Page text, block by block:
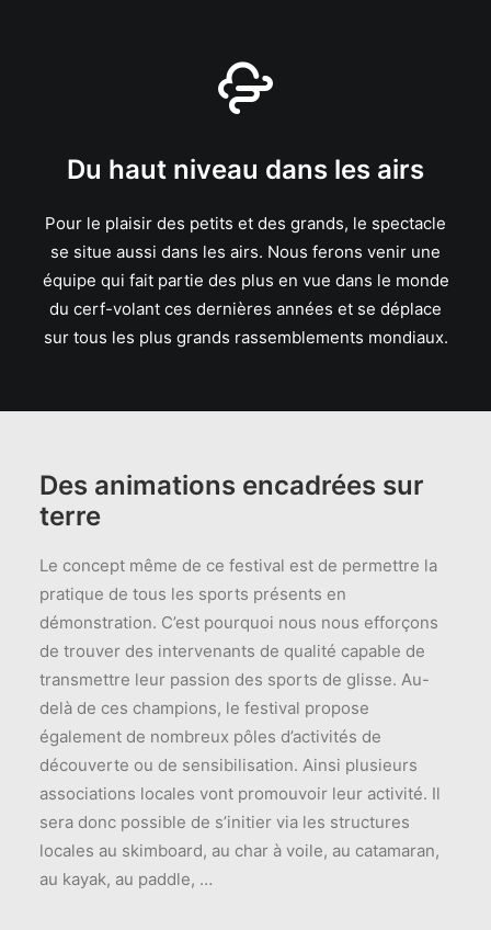
Du haut niveau dans les airs
Pour le plaisir des petits et des grands, le spectacle
se situe aussi dans les airs. Nous ferons venir une
équipe qui fait partie des plus en vue dans le monde
du cerf-volant ces dernières années et se déplace
sur tous les plus grands rassemblements mondiaux.
Des animations encadrées sur
terre
Le concept même de ce festival est de permettre la
pratique de tous les sports présents en
démonstration. C’est pourquoi nous nous efforçons
de trouver des intervenants de qualité capable de
transmettre leur passion des sports de glisse. Au-
delà de ces champions, le festival propose
également de nombreux pôles d’activités de
découverte ou de sensibilisation. Ainsi plusieurs
associations locales vont promouvoir leur activité. Il
sera donc possible de s’initier via les structures
locales au skimboard, au char à voile, au catamaran,
au kayak, au paddle, …